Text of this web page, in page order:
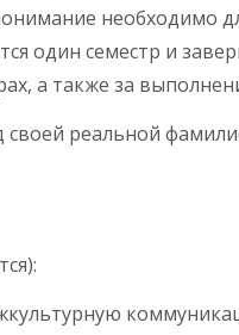
необходимо
один семестр и
а также за
своей реальной